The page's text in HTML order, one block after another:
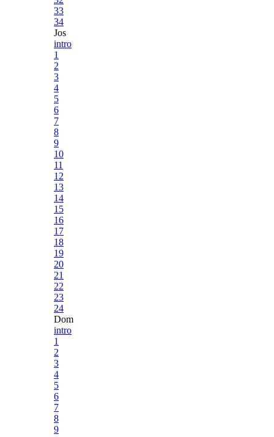
33
34
Jos
intro
1
2
3
4
5
6
7
8
9
10
11
12
13
14
15
16
17
18
19
20
21
22
23
24
Dom
intro
1
2
3
4
5
6
7
8
9